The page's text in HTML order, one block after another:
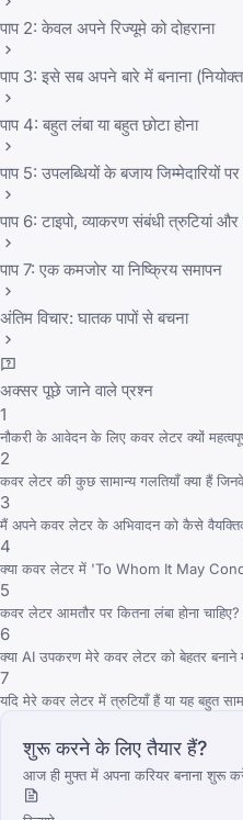
पाप 2: केवल अपने रिज्यूमे को दोहराना
पाप 3: इसे सब अपने बारे में बनाना
पाप 4: बहुत लंबा या बहुत छोटा होना
पाप 5: उपलब्धियों के बजाय जिम्मेदारियों
पाप 6: टाइपो, व्याकरण संबंधी त्रुटियां और
पाप 7: एक कमजोर या निष्क्रिय समापन
अंतिम विचार: घातक पापों से बचना
अक्सर पूछे जाने वाले प्रश्न
1
नौकरी के आवेदन के लिए कवर लेटर क्यों
2
कवर लेटर की कुछ सामान्य गलतियाँ क्या हैं
3
मैं अपने कवर लेटर के अभिवादन को कैसे
4
क्या कवर लेटर में 'To Whom It May
5
कवर लेटर आमतौर पर कितना लंबा होना चाहिए?
6
क्या AI उपकरण मेरे कवर लेटर को बेहतर
7
यदि मेरे कवर लेटर में त्रुटियाँ हैं या यह बहुत
शुरू करने के लिए तैयार हैं?
आज ही मुफ्त में अपना करियर बनाना शुरू